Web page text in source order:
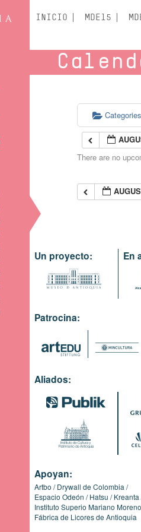
INICIO MDE15
Categories
There are no
Un proyecto: En
Patrocina:
Aliados:
Apoyan:
Artbo
Drywall de Colombia
Espacio Odeón
Hatsu
Kreanta
Instituto Superio Mariano Moreno
Fábrica de Licores de Antioquia